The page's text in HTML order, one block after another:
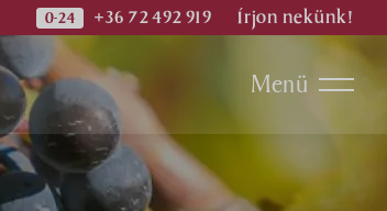
+36 72 492 919 Írjon nekünk!
Menü